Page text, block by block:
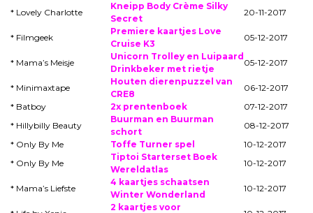
* Lovely Charlotte
Kneipp Body Crème Silky
Secret
20-11-2017
* Filmgeek
Premiere kaartjes Love
Cruise K3
05-12-2017
* Mama’s Meisje
Unicorn Trolley en Luipaard
Drinkbeker met rietje
05-12-2017
* Minimaxtape
Houten dierenpuzzel van
CRE8
06-12-2017
* Batboy
2x prentenboek
07-12-2017
* Hillybilly Beauty
Buurman en Buurman
schort
08-12-2017
* Only By Me
Toffe Turner spel
10-12-2017
* Only By Me
Tiptoi Starterset Boek
Wereldatlas
10-12-2017
* Mama’s Liefste
4 kaartjes schaatsen
Winter Wonderland
10-12-2017
2 kaartjes voor